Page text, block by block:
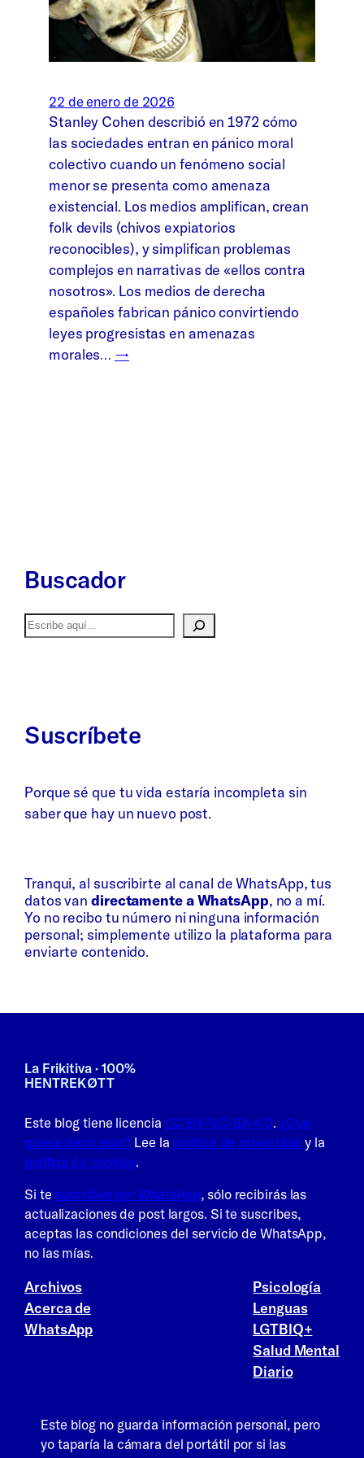
22 de enero de 2026
Stanley Cohen describió en 1972 cómo
las sociedades entran en pánico moral
colectivo cuando un fenómeno social
menor se presenta como amenaza
existencial. Los medios amplifican, crean
folk devils (chivos expiatorios
reconocibles), y simplifican problemas
complejos en narrativas de «ellos contra
nosotros». Los medios de derecha
españoles fabrican pánico convirtiendo
leyes progresistas en amenazas
morales… →
Buscador
Buscar
Suscríbete
Porque sé que tu vida estaría incompleta sin
saber que hay un nuevo post.
Tranqui, al suscribirte al canal de WhatsApp, tus
datos vandirectamente a WhatsApp, no a mí.
Yo no recibo tu número ni ninguna información
personal; simplemente utilizo la plataforma para
enviarte contenido.
La Frikitiva · 100%
HENTREKØTT
Este blog tiene licencia CC BY-NC-SA 4.0. ¿Qué
quiere decir esto? Lee la política de privacidad y la
política de cookies.
Si te suscribes por WhatsApp, sólo recibirás las
actualizaciones de post largos. Si te suscribes,
aceptas las condiciones del servicio de WhatsApp,
no las mías.
Archivos
Acerca de
WhatsApp
Psicología
Lenguas
LGTBIQ+
Salud Mental
Diario
Este blog no guarda información personal, pero
yo taparía la cámara del portátil por si las